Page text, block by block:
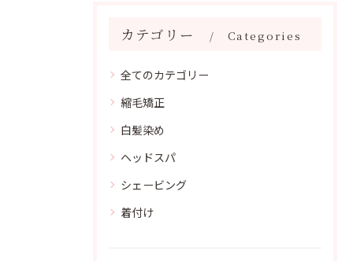
カテゴリー Categories
全てのカテゴリー
縮毛矯正
白髪染め
ヘッドスパ
シェービング
着付け